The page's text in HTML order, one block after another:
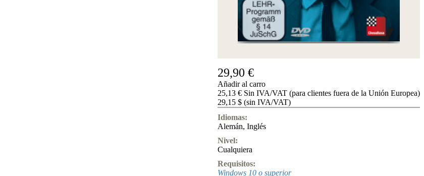
29,90 €
Añadir al carro
25,13 € Sin IVA/VAT (para clientes fuera de la Unión Europea)
29,15 $ (sin IVA/VAT)
Idiomas:
Alemán, Inglés
Nivel:
Cualquiera
Requisitos:
Windows 10 o superior
Chessbase
Accounts
Suscripción
Ducados
Programas